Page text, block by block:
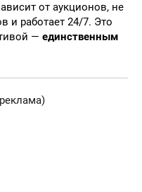
от аукционов, не
и работает 24/7. Это
— единственным